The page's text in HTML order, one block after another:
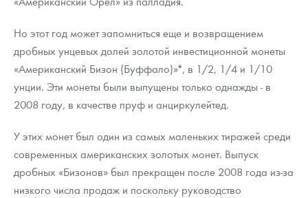
Русская нумизматика
Золотая карманная галерея
Наборы подарочных и коллекционных монет
Монеты и жетоны из недрагоценных металлов
Но этот год может запомниться еще и возвращением
дробных унцевых долей золотой инвестиционной монеты
«Американский Бизон (Буффало)»*, в 1/2, 1/4 и 1/10
унции. Эти монеты были выпущены только однажды - в
2008 году, в качестве пруф и анциркулейтед.
У этих монет был один из самых маленьких тиражей среди
современных американских золотых монет. Выпуск
дробных «Бизонов» был прекращен после 2008 года из-за
низкого числа продаж и поскольку руководство